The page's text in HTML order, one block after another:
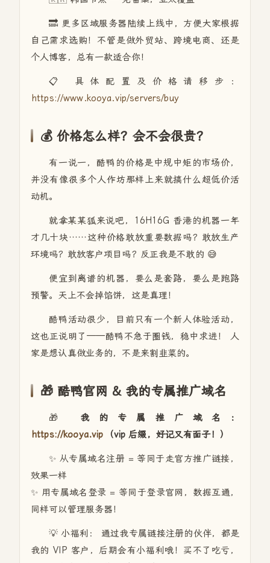
🔜 更多区域服务器陆续上线中，方便大家根据
自己需求选购！不管是做外贸站、跨境电商、还是
个人博客，总有一款适合你！
📋 具体配置及价格请移步：
https://www.kooya.vip/servers/buy
💰 价格怎么样？会不会很贵？
有一说一，酷鸭的价格是中规中矩的市场价，
并没有像很多个人作坊那样上来就搞什么超低价活
动机。
就拿某某狐来说吧，16H16G 香港的机器一年
才几十块……这种价格敢放重要数据吗？敢放生产
环境吗？敢放客户项目吗？反正我是不敢的 😅
便宜到离谱的机器，要么是套路，要么是跑路
预警。天上不会掉馅饼，这是真理！
酷鸭活动很少，目前只有一个新人体验活动，
这也正说明了——酷鸭不急于圈钱，稳中求进！ 人
家是想认真做业务的，不是来割韭菜的。
🎁 酷鸭官网 & 我的专属推广域名
🎁 我的专属推广域名：
https://kooya.vip
（vip 后缀，好记又有面子！）
✨ 从专属域名注册 = 等同于走官方推广链接，
效果一样
✨ 用专属域名登录 = 等同于登录官网，数据互通，
同样可以管理服务器！
💡 小福利： 通过我专属链接注册的伙伴，都是
我的 VIP 客户，后期会有小福利哦！买不了吃亏，